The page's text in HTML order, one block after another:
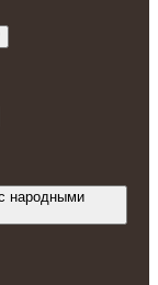
народными